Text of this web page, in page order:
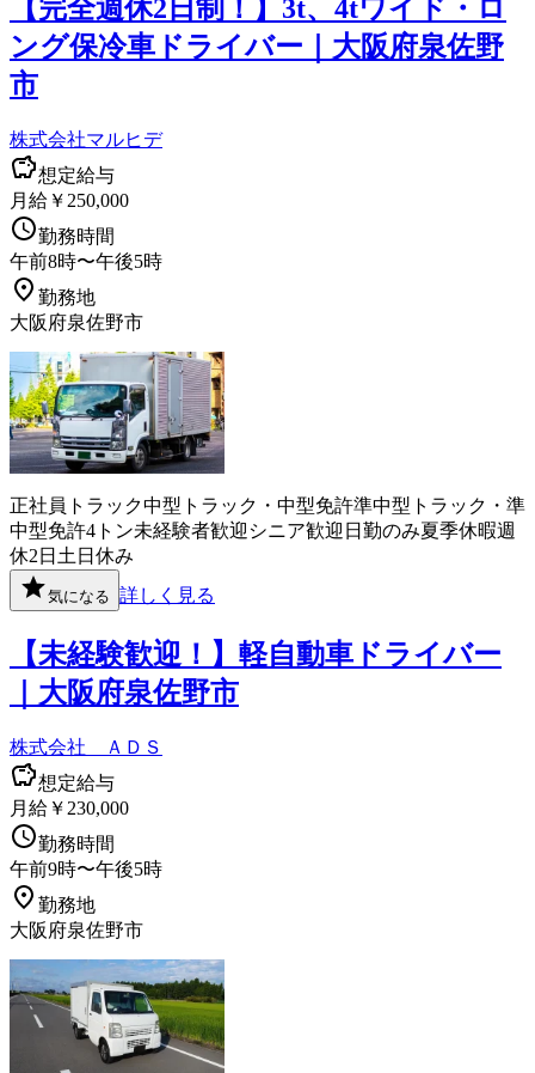
【完全週休2日制！】3t、4tワイド・ロ
ング保冷車ドライバー｜大阪府泉佐野
市
株式会社マルヒデ
想定給与
月給￥250,000
勤務時間
午前8時〜午後5時
勤務地
大阪府泉佐野市
正社員 トラック中型トラック・中型免許準中型トラック・準
中型免許4トン未経験者歓迎 シニア歓迎 日勤のみ夏季休暇週
休2日 土日休み
気になる 詳しく見る
【未経験歓迎！】軽自動車ドライバー
｜大阪府泉佐野市
株式会社 ＡＤＳ
想定給与
月給￥230,000
勤務時間
午前9時〜午後5時
勤務地
大阪府泉佐野市